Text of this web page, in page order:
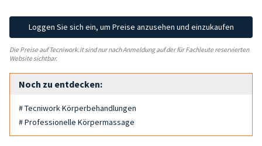
Loggen Sie sich ein, um Preise anzusehen und einzukaufen
Die Preise auf Tecniwork.it sind nur nach Anmeldung auf der für Fachleute reservierten
Website sichtbar.
Noch zu entdecken:
# Tecniwork Körperbehandlungen
# Professionelle Körpermassage